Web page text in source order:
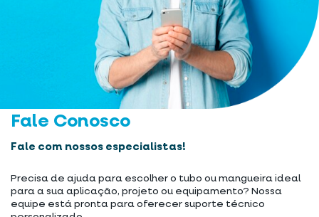
Fale Conosco
Fale com nossos especialistas!
Precisa de ajuda para escolher o tubo ou mangueira ideal
para a sua aplicação, projeto ou equipamento? Nossa
equipe está pronta para oferecer suporte técnico